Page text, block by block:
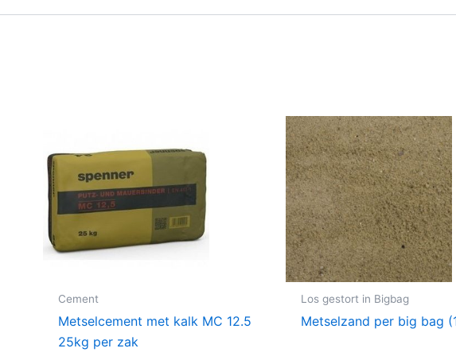
Cement
Metselcement met kalk MC 12.5
25kg per zak
Los gestort in Bigbag
Metselzand per big bag